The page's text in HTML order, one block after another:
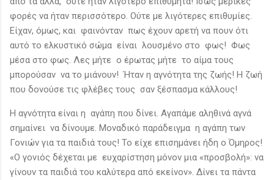
φορές να ήταν περισσότερο. Ούτε με λιγότερες επιθυμίες.
Είχαν, όμως, και φαινόνταν πως έχουν αρετή να πουν ότι
αυτό το ελκυστικό σώμα είναι λουσμένο στο φως! Φως
μέσα στο φως. Λες μήτε ο έρωτας μήτε το αίμα τους
μπορούσαν να το μιάνουν! Ήταν η αγνότητα της ζωής! Η ζωή
που δονούσε τις φλέβες τους σαν ξέσπασμα κάλλους!
Η αγνότητα είναι η αγάπη που δίνει. Αγαπάμε αληθινά αγνά
σημαίνει να δίνουμε. Μοναδικό παράδειγμα η αγάπη των
Γονιών για τα παιδιά τους! Το είχε επισημάνει ήδη ο Όμηρος!
«Ο γονιός δέχεται με ευχαρίστηση μόνον μια «προσβολή»: να
γίνουν τα παιδιά του καλύτερα από εκείνον». Δίνει τα πάντα